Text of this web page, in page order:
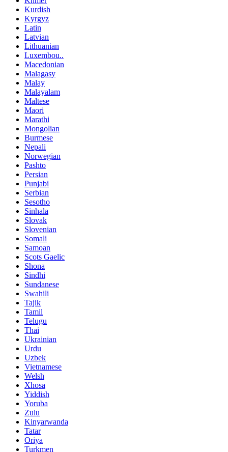
Kurdish
Kyrgyz
Latin
Latvian
Lithuanian
Luxembou..
Macedonian
Malagasy
Malay
Malayalam
Maltese
Maori
Marathi
Mongolian
Burmese
Nepali
Norwegian
Pashto
Persian
Punjabi
Serbian
Sesotho
Sinhala
Slovak
Slovenian
Somali
Samoan
Scots Gaelic
Shona
Sindhi
Sundanese
Swahili
Tajik
Tamil
Telugu
Thai
Ukrainian
Urdu
Uzbek
Vietnamese
Welsh
Xhosa
Yiddish
Yoruba
Zulu
Kinyarwanda
Tatar
Oriya
Turkmen